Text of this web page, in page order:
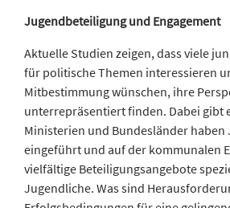
Jugendbeteiligung und Engagement
Aktuelle Studien zeigen, dass viele
für politische Themen interessieren
Mitbestimmung wünschen, ihre
unterrepräsentiert finden. Dabei gibt
Ministerien und Bundesländer haben
eingeführt und auf der kommunalen
vielfältige Beteiligungsangebote
Jugendliche. Was sind